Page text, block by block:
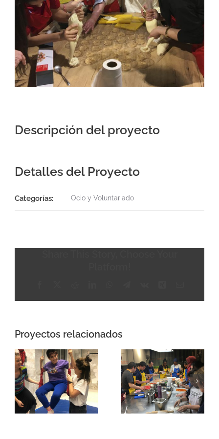
Contacto
Descripción del proyecto
Detalles del Proyecto
Categorías: Ocio y Voluntariado
Proyectos relacionados